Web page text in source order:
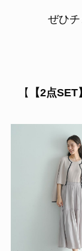
ぜひチ
【 【2点